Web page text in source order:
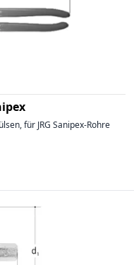
für JRG Sanipex-Rohre